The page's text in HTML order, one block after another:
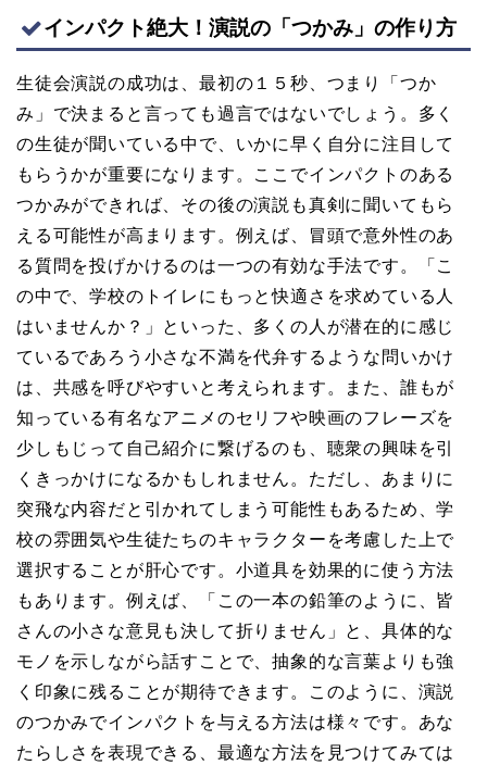
インパクト絶大！演説の「つかみ」の作り方
生徒会演説の成功は、最初の１５秒、つまり「つか
み」で決まると言っても過言ではないでしょう。多く
の生徒が聞いている中で、いかに早く自分に注目して
もらうかが重要になります。ここでインパクトのある
つかみができれば、その後の演説も真剣に聞いてもら
える可能性が高まります。例えば、冒頭で意外性のあ
る質問を投げかけるのは一つの有効な手法です。「こ
の中で、学校のトイレにもっと快適さを求めている人
はいませんか？」といった、多くの人が潜在的に感じ
ているであろう小さな不満を代弁するような問いかけ
は、共感を呼びやすいと考えられます。また、誰もが
知っている有名なアニメのセリフや映画のフレーズを
少しもじって自己紹介に繋げるのも、聴衆の興味を引
くきっかけになるかもしれません。ただし、あまりに
突飛な内容だと引かれてしまう可能性もあるため、学
校の雰囲気や生徒たちのキャラクターを考慮した上で
選択することが肝心です。小道具を効果的に使う方法
もあります。例えば、「この一本の鉛筆のように、皆
さんの小さな意見も決して折りません」と、具体的な
モノを示しながら話すことで、抽象的な言葉よりも強
く印象に残ることが期待できます。このように、演説
のつかみでインパクトを与える方法は様々です。あな
たらしさを表現できる、最適な方法を見つけてみては